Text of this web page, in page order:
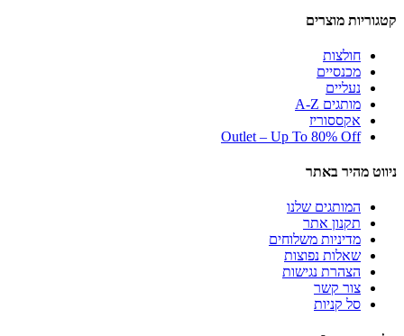
קטגוריות מוצרים
חולצות
מכנסיים
נעליים
מותגים A-Z
אקססוריז
Outlet – Up To 80% Off
ניווט מהיר באתר
המותגים שלנו
תקנון אתר
מדיניות משלוחים
שאלות נפוצות
הצהרת נגישות
צור קשר
סל קניות